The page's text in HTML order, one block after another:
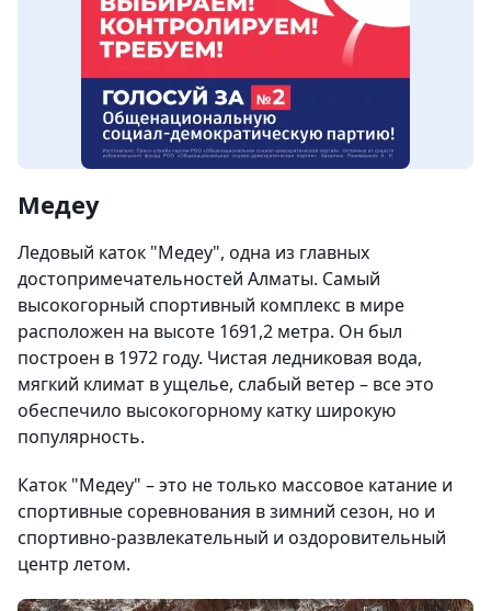
Медеу
Ледовый каток "Медеу", одна из главных
достопримечательностей Алматы. Самый
высокогорный спортивный комплекс в мире
расположен на высоте 1691,2 метра. Он был
построен в 1972 году. Чистая ледниковая вода,
мягкий климат в ущелье, слабый ветер – все это
обеспечило высокогорному катку широкую
популярность.
Каток "Медеу" – это не только массовое катание и
спортивные соревнования в зимний сезон, но и
спортивно-развлекательный и оздоровительный
центр летом.